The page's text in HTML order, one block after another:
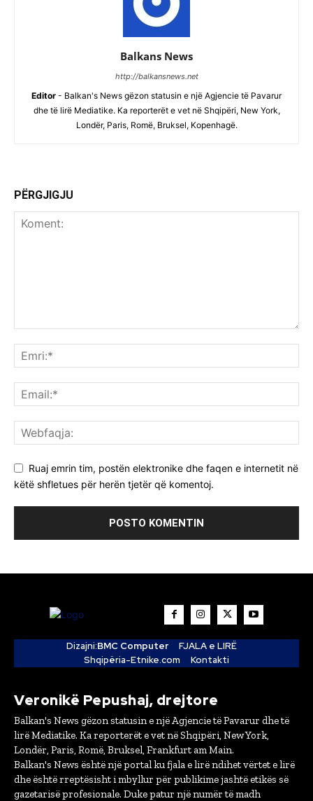
Balkans News
http://balkansnews.net
Editor - Balkan's News gëzon statusin e një Agjencie të Pavarur
dhe të lirë Mediatike. Ka reporterët e vet në Shqipëri, New York,
Londër, Paris, Romë, Bruksel, Kopenhagë.
PËRGJIGJU
Ruaj emrin tim, postën elektronike dhe faqen e internetit në
këtë shfletues për herën tjetër që komentoj.
Dizajni:BMC Computer
FJALA e LIRË
Shqipëria-Etnike.com
Kontakti
Veronikë Pepushaj, drejtore
Balkan's News gëzon statusin e një Agjencie të Pavarur dhe të
lirë Mediatike. Ka reporterët e vet në Shqipëri, New York,
Londër, Paris, Romë, Bruksel, Frankfurt am Main.
Balkan's News është një portal ku fjala e lirë ndihet vërtet e lirë
dhe është rreptësisht i mbyllur për publikime jashtë etikës së
gazetarisë profesionale. Duke patur një numër të madh